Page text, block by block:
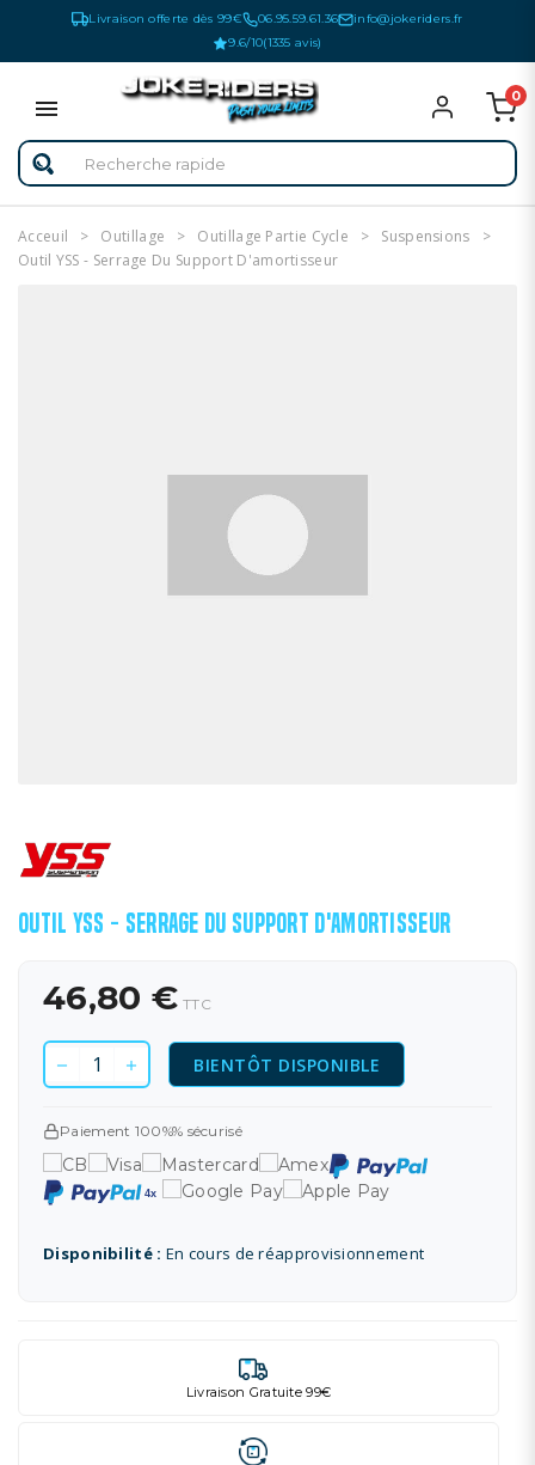
Livraison offerte dès 99€ 06.95.59.61.36
info@jokeriders.fr
9.6/10(1335 avis)
0
Acceuil Outillage Outillage Partie Cycle
Suspensions
Outil YSS - Serrage Du Support D'amortisseur
OUTIL YSS - SERRAGE DU SUPPORT D'AMORTISSEUR
46,80 € TTC
BIENTÔT DISPONIBLE
Paiement 100%% sécurisé
Disponibilité : En cours de réapprovisionnement
Livraison Gratuite 99€